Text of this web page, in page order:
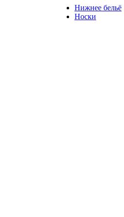
Нижнее бельё
Носки